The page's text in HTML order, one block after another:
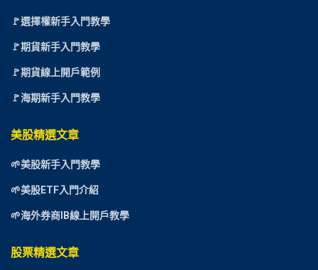
🚩選擇權新手入門教學
🚩期貨新手入門教學
🚩期貨線上開戶範例
🚩海期新手入門教學
美股精選文章
🌱美股新手入門教學
🌱美股ETF入門介紹
🌱海外券商IB線上開戶教學
股票精選文章